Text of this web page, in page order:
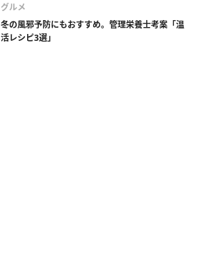
グルメ
冬の風邪予防にもおすすめ。管理栄養士考案「温
活レシピ3選」